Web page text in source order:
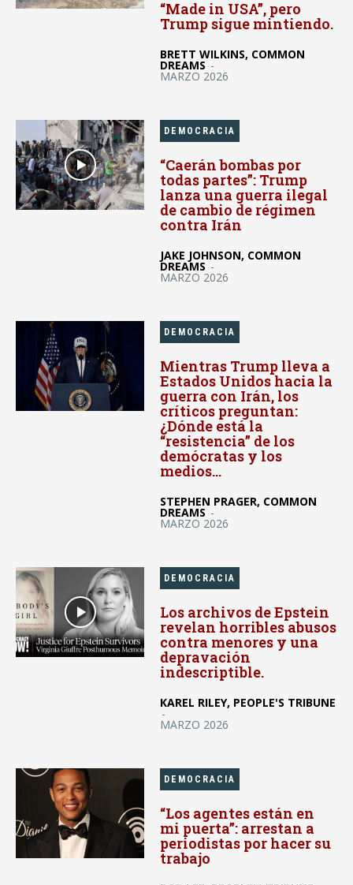
“Made in USA”, pero
Trump sigue mintiendo.
BRETT WILKINS, COMMON
DREAMS -
MARZO 2026
DEMOCRACIA
“Caerán bombas por
todas partes”: Trump
lanza una guerra ilegal
de cambio de régimen
contra Irán
JAKE JOHNSON, COMMON
DREAMS -
MARZO 2026
DEMOCRACIA
Mientras Trump lleva a
Estados Unidos hacia la
guerra con Irán, los
críticos preguntan:
¿Dónde está la
“resistencia” de los
demócratas y los
medios...
STEPHEN PRAGER, COMMON
DREAMS -
MARZO 2026
DEMOCRACIA
Los archivos de Epstein
revelan horribles abusos
contra menores y una
depravación
indescriptible.
KAREL RILEY, PEOPLE'S TRIBUNE
-
MARZO 2026
DEMOCRACIA
“Los agentes están en
mi puerta”: arrestan a
periodistas por hacer su
trabajo